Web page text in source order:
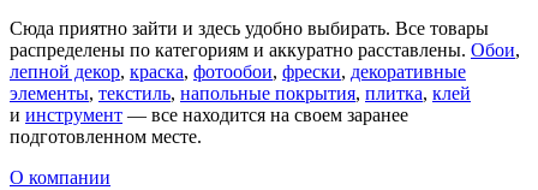
Сюда приятно зайти и здесь удобно выбирать. Все товары
распределены по категориям и аккуратно расставлены. Обои,
лепной декор, краска, фотообои, фрески, декоративные
элементы, текстиль, напольные покрытия, плитка, клей
и инструмент — все находится на своем заранее
подготовленном месте.
О компании